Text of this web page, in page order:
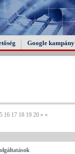
Google kampány
16 17 18 19 20 » »